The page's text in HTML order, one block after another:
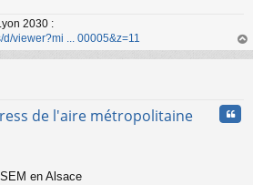
2030 :
viewer?mi ... 00005&z=11
au
de l'aire métropolitaine
en Alsace